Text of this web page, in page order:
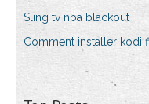
Sling tv nba blackout
Comment installer kodi